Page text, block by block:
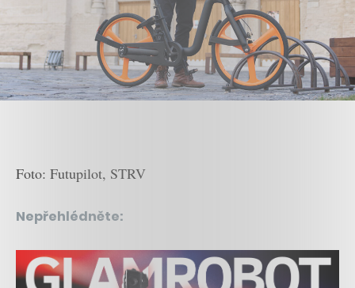
Foto: Futupilot, STRV
Nepřehlédněte: